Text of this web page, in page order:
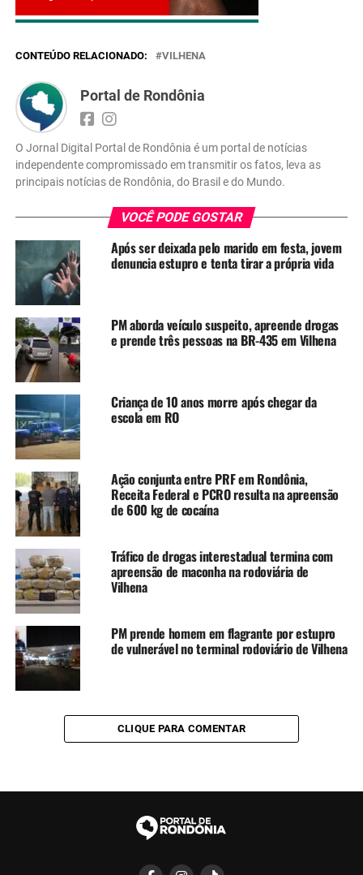
CONTEÚDO RELACIONADO: VILHENA
Portal de Rondônia
O Jornal Digital Portal de Rondônia é um portal de notícias
independente compromissado em transmitir os fatos, leva as
principais notícias de Rondônia, do Brasil e do Mundo.
VOCÊ PODE GOSTAR
Após ser deixada pelo marido em festa, jovem
denuncia estupro e tenta tirar a própria vida
PM aborda veículo suspeito, apreende drogas
e prende três pessoas na BR-435 em Vilhena
Criança de 10 anos morre após chegar da
escola em RO
Ação conjunta entre PRF em Rondônia,
Receita Federal e PCRO resulta na apreensão
de 600 kg de cocaína
Tráfico de drogas interestadual termina com
apreensão de maconha na rodoviária de
Vilhena
PM prende homem em flagrante por estupro
de vulnerável no terminal rodoviário de Vilhena
CLIQUE PARA COMENTAR